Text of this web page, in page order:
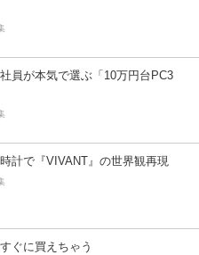
員が本気で選ぶ「10万円台PC3
時計で『VIVANT』の世界観再現
ぐに買えちゃう